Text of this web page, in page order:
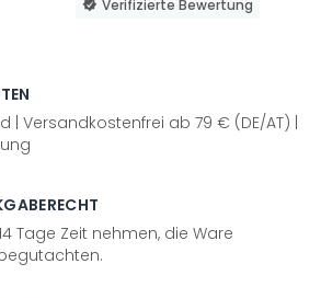
Verifizierte Bewertung
| Versandkostenfrei ab 79 € (DE/AT) |
Tage Zeit nehmen, die Ware